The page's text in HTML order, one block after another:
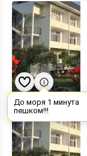
«Святая
Абхазия»
мини-
гостиница
недорого
«Святая
мини-
гостиница
недорого
До моря 1 минута
пешком!!!